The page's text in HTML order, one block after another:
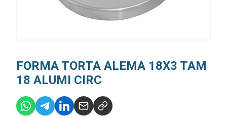
FORMA TORTA ALEMA 18X3 TAM
18 ALUMI CIRC